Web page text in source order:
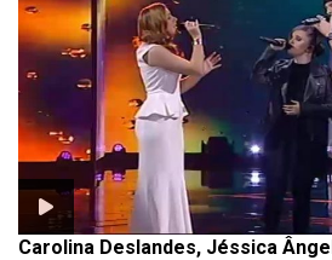
Carolina Deslandes, Jéssica